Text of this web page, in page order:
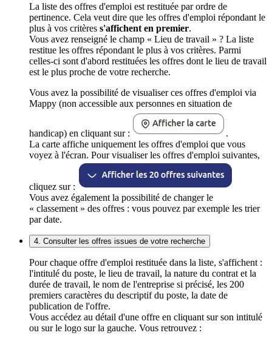
La liste des offres d'emploi est restituée par ordre de
pertinence. Cela veut dire que les offres d'emploi répondant le
plus à vos critères s'affichent en premier.
Vous avez renseigné le champ « Lieu de travail » ? La liste
restitue les offres répondant le plus à vos critères. Parmi
celles-ci sont d'abord restituées les offres dont le lieu de travail
est le plus proche de votre recherche.
Vous avez la possibilité de visualiser ces offres d'emploi via
Mappy (non accessible aux personnes en situation de
handicap) en cliquant sur :
.
La carte affiche uniquement les offres d'emploi que vous
voyez à l'écran. Pour visualiser les offres d'emploi suivantes,
cliquez sur :
Vous avez également la possibilité de changer le
« classement » des offres : vous pouvez par exemple les trier
par date.
4. Consulter les offres issues de votre recherche
Pour chaque offre d'emploi restituée dans la liste, s'affichent :
l'intitulé du poste, le lieu de travail, la nature du contrat et la
durée de travail, le nom de l'entreprise si précisé, les 200
premiers caractères du descriptif du poste, la date de
publication de l'offre.
Vous accédez au détail d'une offre en cliquant sur son intitulé
ou sur le logo sur la gauche. Vous retrouvez :